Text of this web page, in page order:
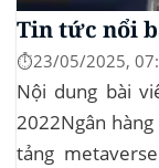
Tin tức nổi
⏱️23/05/2025,
Nội dung bài
2022Ngân
tảng